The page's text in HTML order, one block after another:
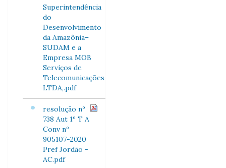
Superintendência
do
Desenvolvimento
da Amazônia–
SUDAM e a
Empresa MOB
Serviços de
Telecomunicações
LTDA,.pdf
resolução nº
738 Aut 1º T A
Conv nº
905107-2020
Pref Jordão -
AC.pdf